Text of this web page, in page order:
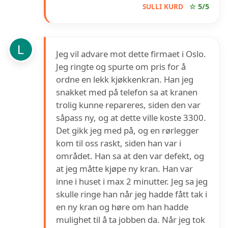
SULLI KURD ☆ 5/5
Jeg vil advare mot dette firmaet i Oslo.
Jeg ringte og spurte om pris for å
ordne en lekk kjøkkenkran. Han jeg
snakket med på telefon sa at kranen
trolig kunne repareres, siden den var
såpass ny, og at dette ville koste 3300.
Det gikk jeg med på, og en rørlegger
kom til oss raskt, siden han var i
området. Han sa at den var defekt, og
at jeg måtte kjøpe ny kran. Han var
inne i huset i max 2 minutter. Jeg sa jeg
skulle ringe han når jeg hadde fått tak i
en ny kran og høre om han hadde
mulighet til å ta jobben da. Når jeg tok